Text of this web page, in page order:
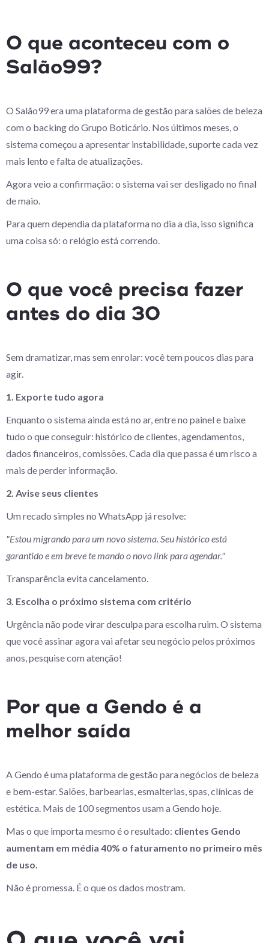
O que aconteceu com o
Salão99?
O Salão99 era uma plataforma de gestão para salões de beleza
com o backing do Grupo Boticário. Nos últimos meses, o
sistema começou a apresentar instabilidade, suporte cada vez
mais lento e falta de atualizações.
Agora veio a confirmação: o sistema vai ser desligado no final
de maio.
Para quem dependia da plataforma no dia a dia, isso significa
uma coisa só: o relógio está correndo.
O que você precisa fazer
antes do dia 30
Sem dramatizar, mas sem enrolar: você tem poucos dias para
agir.
1. Exporte tudo agora
Enquanto o sistema ainda está no ar, entre no painel e baixe
tudo o que conseguir: histórico de clientes, agendamentos,
dados financeiros, comissões. Cada dia que passa é um risco a
mais de perder informação.
2. Avise seus clientes
Um recado simples no WhatsApp já resolve:
"Estou migrando para um novo sistema. Seu histórico está
garantido e em breve te mando o novo link para agendar."
Transparência evita cancelamento.
3. Escolha o próximo sistema com critério
Urgência não pode virar desculpa para escolha ruim. O sistema
que você assinar agora vai afetar seu negócio pelos próximos
anos, pesquise com atenção!
Por que a Gendo é a
melhor saída
A Gendo é uma plataforma de gestão para negócios de beleza
e bem-estar. Salões, barbearias, esmalterias, spas, clínicas de
estética. Mais de 100 segmentos usam a Gendo hoje.
Mas o que importa mesmo é o resultado: clientes Gendo
aumentam em média 40% o faturamento no primeiro mês
de uso.
Não é promessa. É o que os dados mostram.